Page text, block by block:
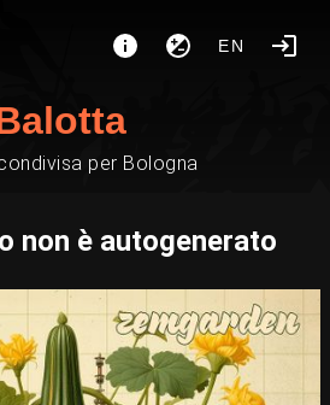
EN
per Bologna
non è autogenerato